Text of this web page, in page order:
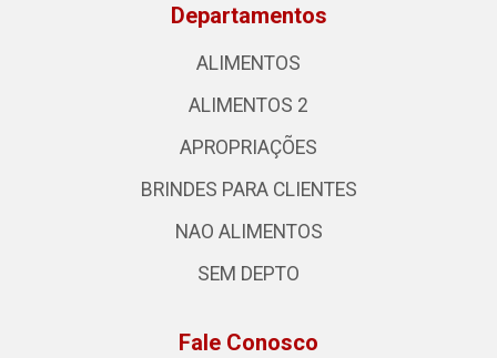
Departamentos
ALIMENTOS
ALIMENTOS 2
APROPRIAÇÕES
BRINDES PARA CLIENTES
NAO ALIMENTOS
SEM DEPTO
Fale Conosco